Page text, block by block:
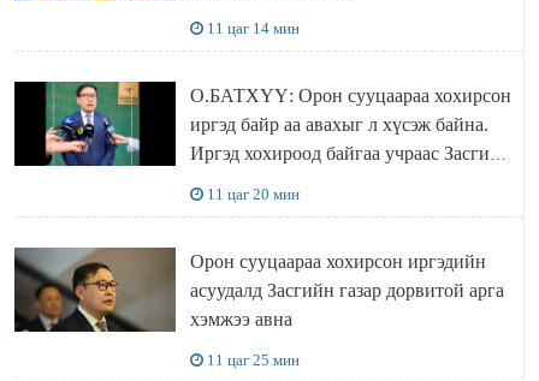
11 цаг 14 мин
О.БАТХҮҮ: Орон сууцаараа хохирсон
иргэд байр аа авахыг л хүсэж байна.
Иргэд хохироод байгаа учраас Засгийн
11 цаг 20 мин
Орон сууцаараа хохирсон иргэдийн
асуудалд Засгийн газар дорвитой арга
хэмжээ авна
11 цаг 25 мин